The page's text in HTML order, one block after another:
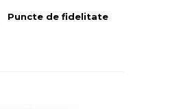
Puncte de fidelitate